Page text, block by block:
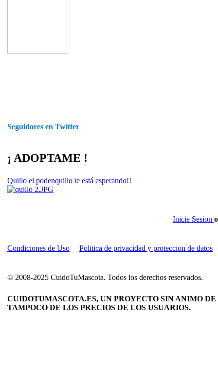
Seguidores en Twitter
¡ ADOPTAME !
Quillo el podenquillo te está esperando!!
Inicie Sesion o
Condiciones de Uso Politica de privacidad y proteccion de datos
© 2008-2025 CuidoTuMascota. Todos los derechos reservados.
CUIDOTUMASCOTA.ES, UN PROYECTO SIN ANIMO
TAMPOCO DE LOS PRECIOS DE LOS USUARIOS.